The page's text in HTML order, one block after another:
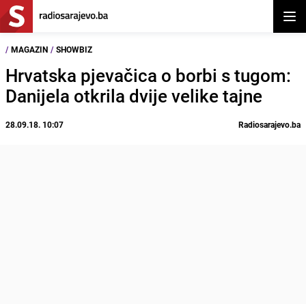
/ MAGAZIN / SHOWBIZ
Hrvatska pjevačica o borbi s tugom:
Danijela otkrila dvije velike tajne
28.09.18. 10:07 Radiosarajevo.ba